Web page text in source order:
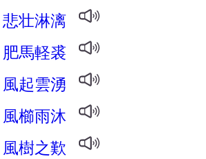
悲壮淋漓
肥馬軽裘
風起雲湧
風櫛雨沐
風樹之歎